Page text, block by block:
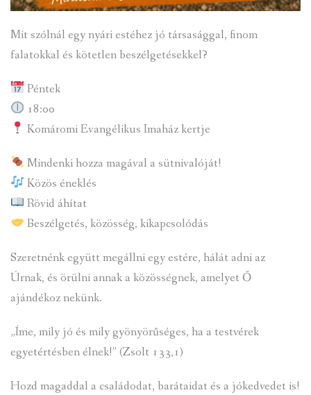
Mit szólnál egy nyári estéhez jó társasággal, finom
falatokkal és kötetlen beszélgetésekkel?
Péntek
18:00
Komáromi Evangélikus Imaház kertje
Mindenki hozza magával a sütnivalóját!
Közös éneklés
Rövid áhítat
Beszélgetés, közösség, kikapcsolódás
Szeretnénk együtt megállni egy estére, hálát adni az
Úrnak, és örülni annak a közösségnek, amelyet Ő
ajándékoz nekünk.
„Íme, mily jó és mily gyönyörűséges, ha a testvérek
egyetértésben élnek!” (Zsolt 133,1)
Hozd magaddal a családodat, barátaidat és a jókedvedet is!